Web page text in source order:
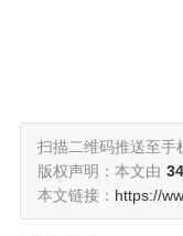
扫描二维码推送至手
版权声明：本文由
本文链接： https://